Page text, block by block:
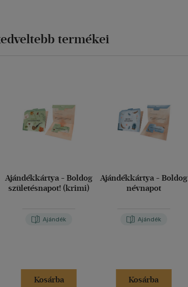
termékei
Ajándékkártya - Boldog
születésnapot! (krimi)
Ajándék
Kosárba
Ajándékkártya - Boldog
névnapot
Ajándék
Kosárba